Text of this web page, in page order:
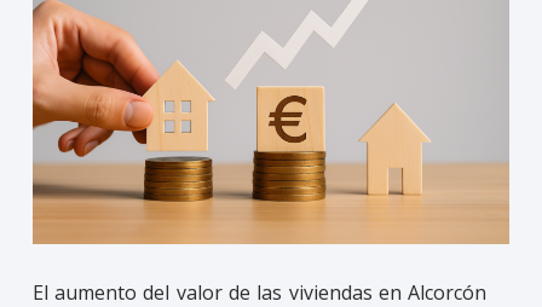
El aumento del valor de las viviendas en Alcorcón